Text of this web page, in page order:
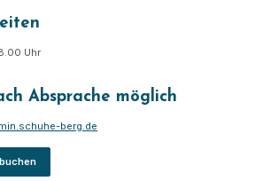
Uhr
Absprache möglich
berg.de